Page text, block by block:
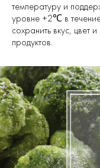
температуру и
уровне +2℃ в
сохранить вкус, цвет
продуктов.